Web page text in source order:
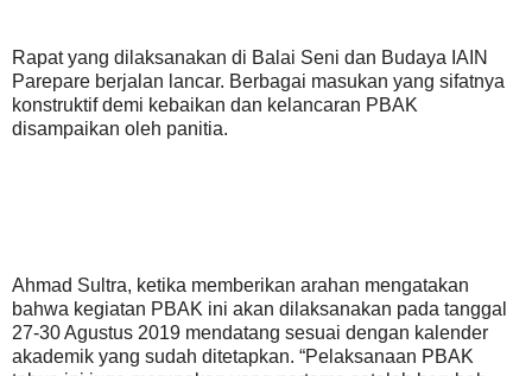
Rapat yang dilaksanakan di Balai Seni dan Budaya IAIN
Parepare berjalan lancar. Berbagai masukan yang sifatnya
konstruktif demi kebaikan dan kelancaran PBAK
disampaikan oleh panitia.
Ahmad Sultra, ketika memberikan arahan mengatakan
bahwa kegiatan PBAK ini akan dilaksanakan pada tanggal
27-30 Agustus 2019 mendatang sesuai dengan kalender
akademik yang sudah ditetapkan. “Pelaksanaan PBAK